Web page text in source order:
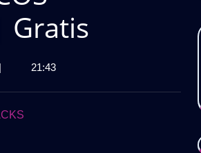
Gratis
| 21:43